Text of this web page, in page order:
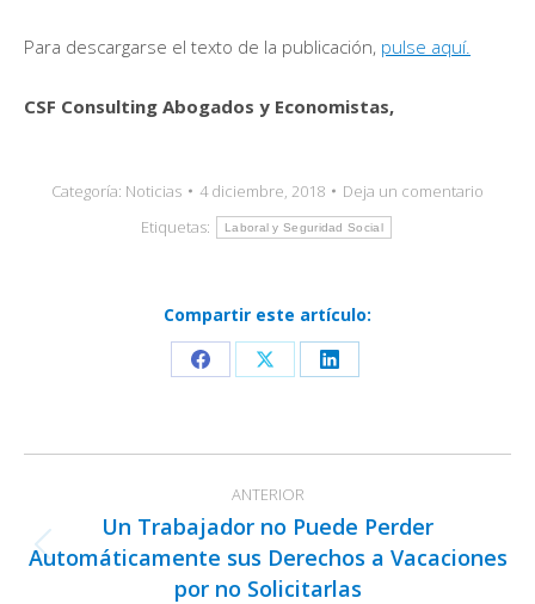
Para descargarse el texto de la publicación, pulse aquí.
CSF Consulting Abogados y Economistas,
Categoría: Noticias 4 diciembre, 2018
Deja un comentario
Etiquetas:
Laboral y Seguridad Social
Compartir este artículo:
Share
Facebook
Share
X
Share
LinkedIn
entre
publicaciones
ANTERIOR
Publicación
anterior:
Un Trabajador no Puede Perder
Automáticamente sus Derechos a Vacaciones
por no Solicitarlas